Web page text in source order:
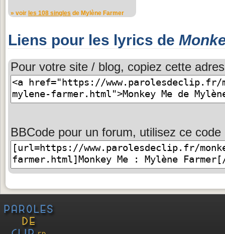
» voir les 108 singles de Mylène Farmer
Liens pour les lyrics de
Pour votre site / blog, copiez cette
BBCode pour un forum, utilisez ce code